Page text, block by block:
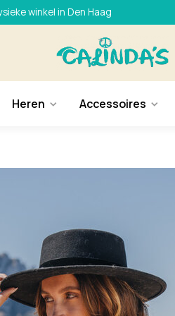
winkel in Den Haag
Heren Accessoires